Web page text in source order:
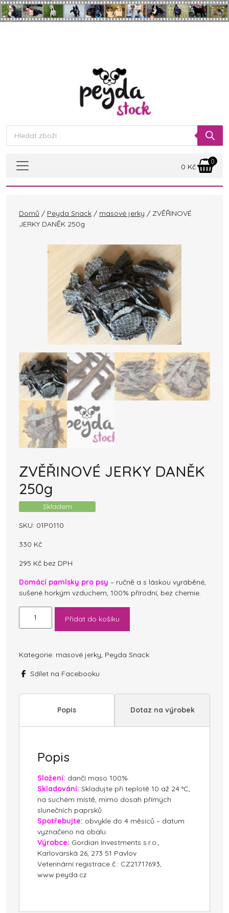
Skip to main content
Products
search
0 Kč
0
Domů / Peyda Snack / masové jerky / ZVĚŘINOVÉ
JERKY DANĚK 250g
ZVĚŘINOVÉ JERKY DANĚK
250g
Skladem
SKU: 01P0110
330 Kč
295 Kč bez DPH
Domácí pamlsky pro psy – ručně a s láskou vyráběné,
sušené horkým vzduchem, 100% přírodní, bez chemie.
JERKY
množství
Přidat do košíku
Kategorie: masové jerky, Peyda Snack
Sdílet na Facebooku
Popis Dotaz na výrobek
Popis
Složení: dančí maso 100%.
Skladování: Skladujte při teplotě 10 až 24 °C,
na suchém místě, mimo dosah přímých
slunečních paprsků.
Spotřebujte: obvykle do 4 měsíců – datum
vyznačeno na obalu.
Výrobce: Gordian Investments s.r.o.,
Karlovarská 26, 273 51 Pavlov
Veterinární registrace č.: CZ21717693,
www.peyda.cz